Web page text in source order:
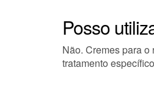
Posso
Não. Cremes para
tratamento